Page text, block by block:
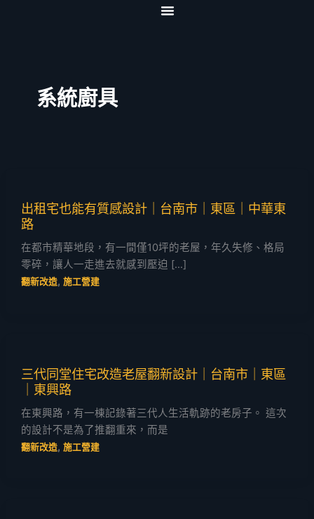
系統廚具
出租宅也能有質感設計｜台南市｜東區｜中華東
路
在都市精華地段，有一間僅10坪的老屋，年久失修、格局
零碎，讓人一走進去就感到壓迫 […]
翻新改造, 施工營建
三代同堂住宅改造老屋翻新設計｜台南市｜東區
｜東興路
在東興路，有一棟記錄著三代人生活軌跡的老房子。 這次
的設計不是為了推翻重來，而是
翻新改造, 施工營建